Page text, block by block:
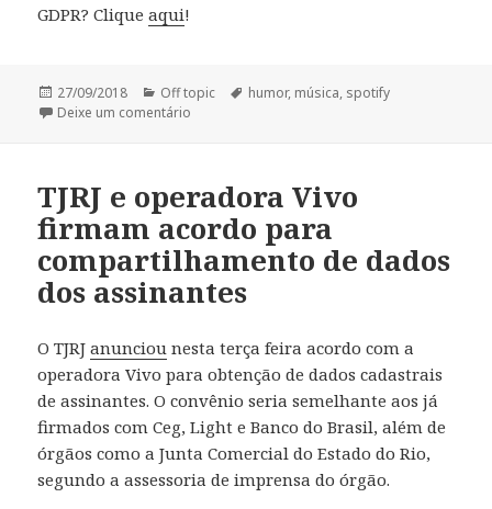
GDPR? Cliqueaqui!
Publicado
em
27/09/2018 Categorias
Off topic Tags
humor, música, spotify
Deixe um comentário
TJRJ e operadora Vivo
firmam acordo para
compartilhamento de dados
dos assinantes
O TJRJanunciou nesta terça feira acordo com a
operadora Vivo para obtenção de dados cadastrais
de assinantes. O convênio seria semelhante aos já
firmados com Ceg, Light e Banco do Brasil, além de
órgãos como a Junta Comercial do Estado do Rio,
segundo a assessoria de imprensa do órgão.